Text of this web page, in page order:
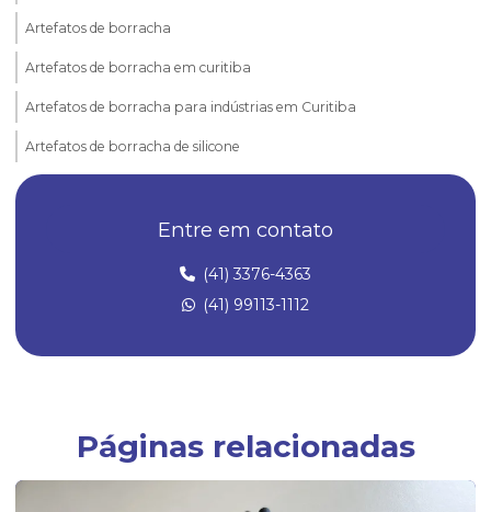
Artefatos de borracha
Artefatos de borracha em curitiba
Artefatos de borracha para indústrias em Curitiba
Artefatos de borracha de silicone
Borrachas automotivas curitiba
Diafragma de borracha
Empresa de artefatos de borracha
Fábrica de anel oring
Entre em contato
(41) 3376-4363
(41) 99113-1112
Páginas relacionadas